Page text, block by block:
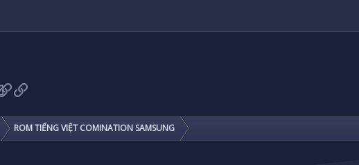
EmailLink
ROM TIẾNG VIỆT COMINATION SAMSUNG